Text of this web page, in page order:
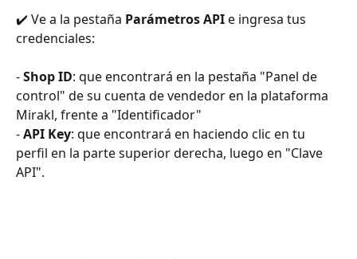
✔️ Ve a la pestaña Parámetros API e ingresa tus
credenciales:
- Shop ID: que encontrará en la pestaña "Panel de
control" de su cuenta de vendedor en la plataforma
Mirakl, frente a "Identificador"
- API Key: que encontrará en haciendo clic en tu
perfil en la parte superior derecha, luego en "Clave
API".